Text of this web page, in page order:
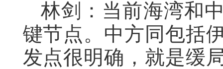
林剑：当前海湾和
键节点。中方同包括
发点很明确，就是缓